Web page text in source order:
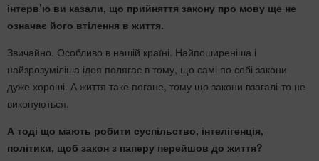
інтерв’ю ви казали, що прийняття закону про мову ще не
означає його втілення в життя.
Звичайно. Особливо в нашій країні. Найпоширеніша і
найзрозуміліша ідея полягає в тому, що самі по собі закони
дуже хороші. А життя таке погане, тому що закони взагалі-то не
виконуються.
А тоді що мають робити суспільство, інтелігенція,
політики, щоб закон з паперу перейшов до життя?